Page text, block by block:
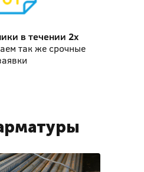
в течении 2х
так же срочные